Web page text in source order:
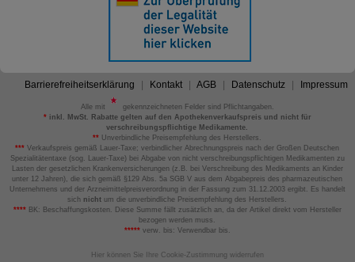
Barrierefreiheitserklärung Kontakt AGB Datenschutz Impressum
Alle mit
gekennzeichneten Felder sind Pflichtangaben.
*inkl. MwSt. Rabatte gelten auf den Apothekenverkaufspreis und nicht für
verschreibungspflichtige Medikamente.
** Unverbindliche Preisempfehlung des Herstellers.
*** Verkaufspreis gemäß Lauer-Taxe; verbindlicher Abrechnungspreis nach der Großen Deutschen
Spezialitätentaxe (sog. Lauer-Taxe) bei Abgabe von nicht verschreibungspflichtigen Medikamenten zu
Lasten der gesetzlichen Krankenversicherungen (z.B. bei Verschreibung des Medikaments an Kinder
unter 12 Jahren), die sich gemäß §129 Abs. 5a SGB V aus dem Abgabepreis des pharmazeutischen
Unternehmens und der Arzneimittelpreisverordnung in der Fassung zum 31.12.2003 ergibt. Es handelt
sich nicht um die unverbindliche Preisempfehlung des Herstellers.
****BK: Beschaffungskosten. Diese Summe fällt zusätzlich an, da der Artikel direkt vom Hersteller
bezogen werden muss.
*****verw. bis: Verwendbar bis.
Hier können Sie Ihre Cookie-Zustimmung widerrufen